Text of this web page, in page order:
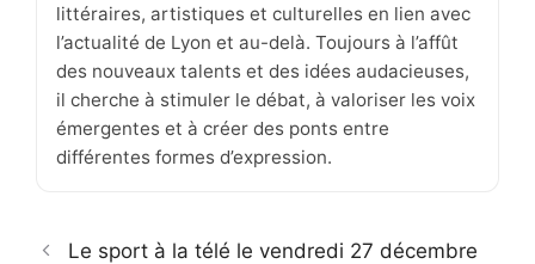
littéraires, artistiques et culturelles en lien avec
l’actualité de Lyon et au-delà. Toujours à l’affût
des nouveaux talents et des idées audacieuses,
il cherche à stimuler le débat, à valoriser les voix
émergentes et à créer des ponts entre
différentes formes d’expression.
Le sport à la télé le vendredi 27 décembre